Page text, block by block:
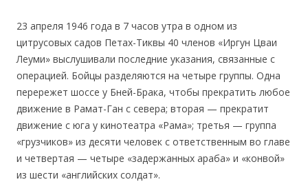
23 апреля 1946 года в 7 часов утра в одном из
цитрусовых садов Петах-Тиквы 40 членов «Иргун Цваи
Леуми» выслушивали последние указания, связанные с
операцией. Бойцы разделяются на четыре группы. Одна
перережет шоссе у Бней-Брака, чтобы прекратить любое
движение в Рамат-Ган с севера; вторая — прекратит
движение с юга у кинотеатра «Рама»; третья — группа
«грузчиков» из десяти человек с ответственным во главе
и четвертая — четыре «задержанных араба» и «конвой»
из шести «английских солдат».